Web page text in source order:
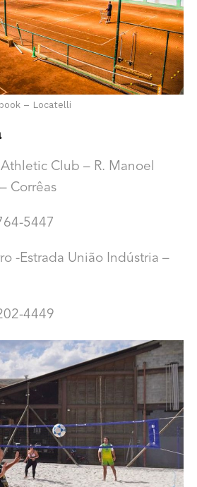
– Locatelli
Club – R. Manoel
Corrêas
5447
-Estrada União Indústria –
4449